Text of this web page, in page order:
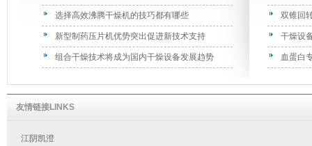
选择高效沸腾干燥机的技巧都有哪些 双锥回
新型制药压片机优势突出促进新技术支持 干燥设
组合干燥技术将成为国内干燥设备发展趋势 血蛋白
友情链接LINKS
江阴凯澄